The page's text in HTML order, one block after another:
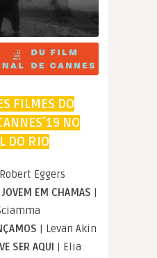
FILMES DO
NO
DO RIO
| Robert Eggers
EM CHAMAS
| Levan Akin
SER AQUI
| Elia